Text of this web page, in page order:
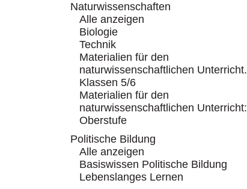
Naturwissenschaften
Alle anzeigen
Biologie
Technik
Materialien für den
naturwissenschaftlichen Unterricht.
Klassen 5/6
Materialien für den
naturwissenschaftlichen Unterricht:
Oberstufe
Politische Bildung
Alle anzeigen
Basiswissen Politische Bildung
Lebenslanges Lernen